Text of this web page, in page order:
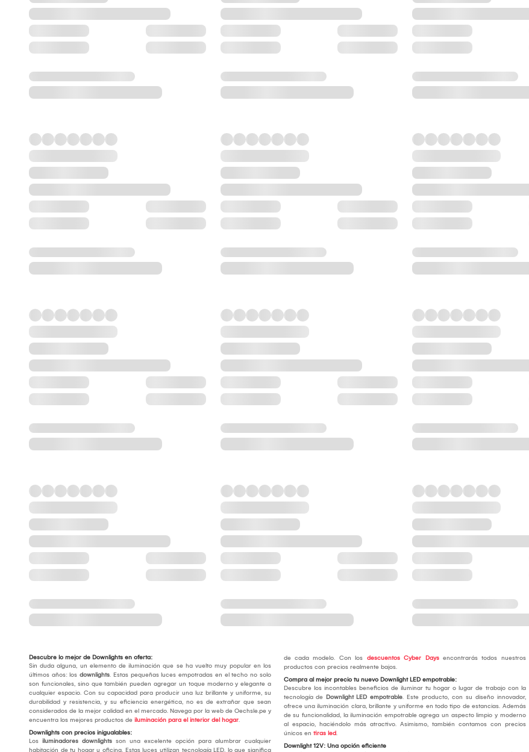
Descubre lo mejor de Downlights en oferta:
Sin duda alguna, un elemento de iluminación que se ha vuelto muy popular en los
últimos años: los downlights. Estas pequeñas luces empotradas en el techo no solo
son funcionales, sino que también pueden agregar un toque moderno y elegante a
cualquier espacio. Con su capacidad para producir una luz brillante y uniforme, su
durabilidad y resistencia, y su eficiencia energética, no es de extrañar que sean
considerados de la mejor calidad en el mercado. Navega por la web de Oechsle.pe y
encuentra los mejores productos de iluminación para el interior del hogar.
Downlights con precios inigualables:
Los iluminadores downlights son una excelente opción para alumbrar cualquier
habitación de tu hogar u oficina. Estas luces utilizan tecnología LED, lo que significa
de cada modelo. Con los descuentos Cyber Daysencontrarás todos nuestros
productos con precios realmente bajos.
Compra al mejor precio tu nuevo Downlight LED empotrable:
Descubre los incontables beneficios de iluminar tu hogar o lugar de trabajo con la
tecnología de Downlight LED empotrable. Este producto, con su diseño innovador,
ofrece una iluminación clara, brillante y uniforme en todo tipo de estancias. Además
de su funcionalidad, la iluminación empotrable agrega un aspecto limpio y moderno
al espacio, haciéndolo más atractivo. Asimismo, también contamos con precios
únicos en tiras led.
Downlight 12V: Una opción eficiente